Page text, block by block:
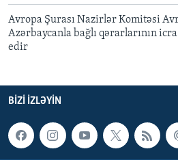
Avropa Şurası Nazirlər Komitəsi
Azərbaycanla bağlı qərarlarının
edir
BIZI IZLƏYIN